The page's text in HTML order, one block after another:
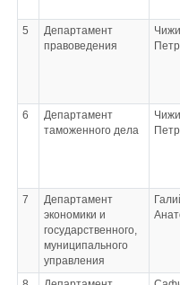
5
Департамент
правоведения
6
Департамент
таможенного дела
7
Департамент
экономики и
государственного,
муниципального
управления